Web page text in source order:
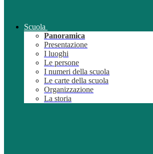
Scuola
Panoramica
Presentazione
I luoghi
Le persone
I numeri della scuola
Le carte della scuola
Organizzazione
La storia